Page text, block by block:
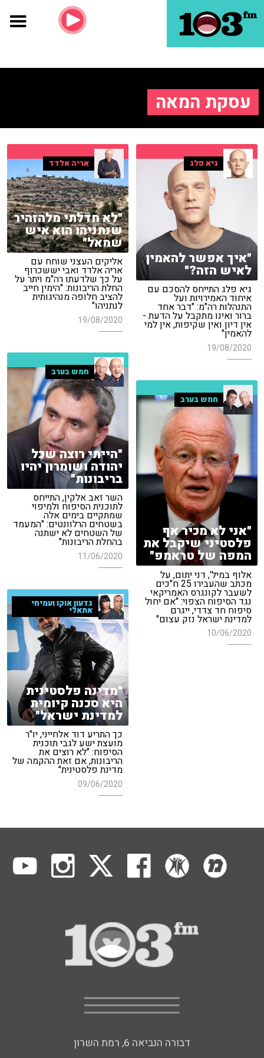
עסקת המאה
גיא פלג
"איך אפשר להאמין
לאיש הזה?"
גיא פלג התייחס להסכם עם
איחוד האמירויות ועל
התנהלות רה"מ: "דבר אחד
ברור ואינו מתקבל על הדעת -
אין דיון ואין שקיפות, אין למי
להאמין"
19/08/2020
אריה אלדד
"לא חדלתי מלהזהיר
שנתניהו הוא איש
שמאל"
אליקים העצני שוחח עם
אריה אלדד ואבי יששכרוף
על כך שלדעתו רה"מ ויתר על
החלת הריבונות: "הימין חייב
להציב חלופה מנהיגותית
לנתניהו"
19/08/2020
חמש בערב
"הייתי רוצה שכל
יהודה ושומרון יהיו
בריבונות"
השר זאב אלקין, התייחס
לתוכנית הסיפוח ולמיפוי
שמתקיים בימים אלה
בשטחים הרלוונטים: "המעמד
של השטחים לא ישתנה
בהחלת הריבונות"
11/06/2020
חמש בערב
"אני לא מכיר אף
פלסטיני שיקבל את
המפה של טראמפ"
אלוף במיל', דני יתום, על
מכתב שהעבירו 25 ח"כים
לשעבר לקונגרס האמריקאי
נגד הסיפוח הצפוי: "אם יחול
סיפוח חד צדדי, ייגרם
למדינת ישראל נזק עצום"
10/06/2020
גדעון אוקו ועמיחי
אתאלי
"מדינה פלסטינית
היא סכנה קיומית
למדינת ישראל"
כך התריע דוד אלחייני, יו"ר
מועצת ישע לגבי תוכנית
הסיפוח: "לא רוצים את
הריבונות, אם זאת ההקמה של
מדינת פלסטינית"
09/06/2020
דבורה הנביאה 6, רמת השרון